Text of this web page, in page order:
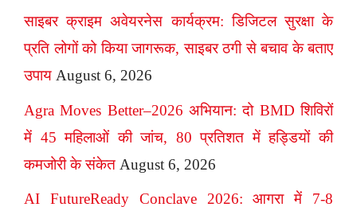
साइबर क्राइम अवेयरनेस कार्यक्रम: डिजिटल सुरक्षा के
प्रति लोगों को किया जागरूक, साइबर ठगी से बचाव के बताए
उपाय August 6, 2026
Agra Moves Better–2026 अभियान: दो BMD शिविरों
में 45 महिलाओं की जांच, 80 प्रतिशत में हड्डियों की
कमजोरी के संकेत August 6, 2026
AI FutureReady Conclave 2026: आगरा में 7-8